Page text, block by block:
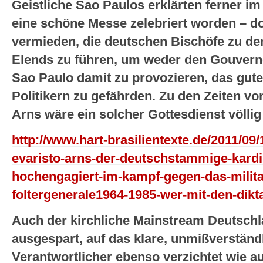
Geistliche Sao Paulos erklärten ferner
eine schöne Messe zelebriert worden –
vermieden, die deutschen Bischöfe zu
Elends zu führen, um weder den
Sao Paulo damit zu provozieren, das
Politikern zu gefährden. Zu den Zeiten
Arns wäre ein solcher Gottesdienst
http://www.hart-brasilientexte.de/2011/
evaristo-arns-der-deutschstammige-
hochengagiert-im-kampf-gegen-das-
foltergenerale1964-1985-wer-mit-den-
Auch der kirchliche Mainstream
ausgespart, auf das klare,
Verantwortlicher ebenso verzichtet wie